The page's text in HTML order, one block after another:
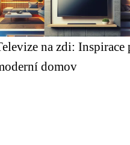
na zdi: Inspirace
domov